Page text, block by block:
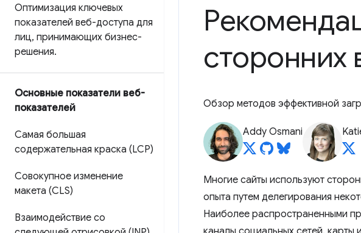
Оптимизация ключевых
показателей веб-доступа для
лиц, принимающих бизнес-
решения.
Основные показатели веб-
показателей
Самая большая
содержательная краска (LCP)
Совокупное изменение
макета (CLS)
Взаимодействие со
сторонних
Обзор методов эффективной
Addy Osmani
Многие сайты используют
опыта путем делегирования
Наиболее распространенными